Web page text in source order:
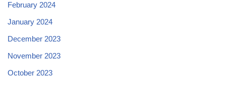
February 2024
January 2024
December 2023
November 2023
October 2023